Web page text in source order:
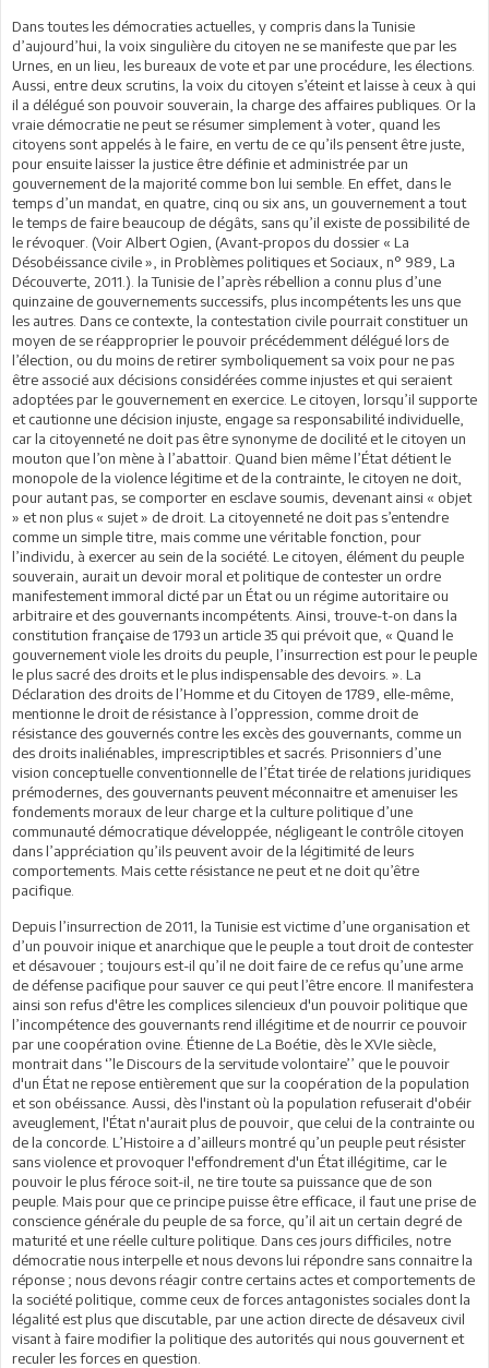
Dans toutes les démocraties actuelles, y compris dans la Tunisie
d’aujourd’hui, la voix singulière du citoyen ne se manifeste que par les
Urnes, en un lieu, les bureaux de vote et par une procédure, les élections.
Aussi, entre deux scrutins, la voix du citoyen s’éteint et laisse à ceux à qui
il a délégué son pouvoir souverain, la charge des affaires publiques. Or la
vraie démocratie ne peut se résumer simplement à voter, quand les
citoyens sont appelés à le faire, en vertu de ce qu’ils pensent être juste,
pour ensuite laisser la justice être définie et administrée par un
gouvernement de la majorité comme bon lui semble. En effet, dans le
temps d’un mandat, en quatre, cinq ou six ans, un gouvernement a tout
le temps de faire beaucoup de dégâts, sans qu’il existe de possibilité de
le révoquer. (Voir Albert Ogien, (Avant-propos du dossier « La
Désobéissance civile », in Problèmes politiques et Sociaux, n° 989, La
Découverte, 2011.). la Tunisie de l’après rébellion a connu plus d’une
quinzaine de gouvernements successifs, plus incompétents les uns que
les autres. Dans ce contexte, la contestation civile pourrait constituer un
moyen de se réapproprier le pouvoir précédemment délégué lors de
l’élection, ou du moins de retirer symboliquement sa voix pour ne pas
être associé aux décisions considérées comme injustes et qui seraient
adoptées par le gouvernement en exercice. Le citoyen, lorsqu’il supporte
et cautionne une décision injuste, engage sa responsabilité individuelle,
car la citoyenneté ne doit pas être synonyme de docilité et le citoyen un
mouton que l’on mène à l’abattoir. Quand bien même l’État détient le
monopole de la violence légitime et de la contrainte, le citoyen ne doit,
pour autant pas, se comporter en esclave soumis, devenant ainsi « objet
» et non plus « sujet » de droit. La citoyenneté ne doit pas s’entendre
comme un simple titre, mais comme une véritable fonction, pour
l’individu, à exercer au sein de la société. Le citoyen, élément du peuple
souverain, aurait un devoir moral et politique de contester un ordre
manifestement immoral dicté par un État ou un régime autoritaire ou
arbitraire et des gouvernants incompétents. Ainsi, trouve-t-on dans la
constitution française de 1793 un article 35 qui prévoit que, « Quand le
gouvernement viole les droits du peuple, l’insurrection est pour le peuple
le plus sacré des droits et le plus indispensable des devoirs. ». La
Déclaration des droits de l’Homme et du Citoyen de 1789, elle-même,
mentionne le droit de résistance à l’oppression, comme droit de
résistance des gouvernés contre les excès des gouvernants, comme un
des droits inaliénables, imprescriptibles et sacrés. Prisonniers d’une
vision conceptuelle conventionnelle de l’État tirée de relations juridiques
prémodernes, des gouvernants peuvent méconnaitre et amenuiser les
fondements moraux de leur charge et la culture politique d’une
communauté démocratique développée, négligeant le contrôle citoyen
dans l’appréciation qu’ils peuvent avoir de la légitimité de leurs
comportements. Mais cette résistance ne peut et ne doit qu’être
pacifique.
Depuis l’insurrection de 2011, la Tunisie est victime d’une organisation et
d’un pouvoir inique et anarchique que le peuple a tout droit de contester
et désavouer ; toujours est-il qu’il ne doit faire de ce refus qu’une arme
de défense pacifique pour sauver ce qui peut l’être encore. Il manifestera
ainsi son refus d'être les complices silencieux d'un pouvoir politique que
l’incompétence des gouvernants rend illégitime et de nourrir ce pouvoir
par une coopération ovine. Étienne de La Boétie, dès le XVIe siècle,
montrait dans ‘’le Discours de la servitude volontaire’’ que le pouvoir
d'un État ne repose entièrement que sur la coopération de la population
et son obéissance. Aussi, dès l'instant où la population refuserait d'obéir
aveuglement, l'État n'aurait plus de pouvoir, que celui de la contrainte ou
de la concorde. L’Histoire a d’ailleurs montré qu’un peuple peut résister
sans violence et provoquer l'effondrement d'un État illégitime, car le
pouvoir le plus féroce soit-il, ne tire toute sa puissance que de son
peuple. Mais pour que ce principe puisse être efficace, il faut une prise de
conscience générale du peuple de sa force, qu’il ait un certain degré de
maturité et une réelle culture politique. Dans ces jours difficiles, notre
démocratie nous interpelle et nous devons lui répondre sans connaitre la
réponse ; nous devons réagir contre certains actes et comportements de
la société politique, comme ceux de forces antagonistes sociales dont la
légalité est plus que discutable, par une action directe de désaveux civil
visant à faire modifier la politique des autorités qui nous gouvernent et
reculer les forces en question.